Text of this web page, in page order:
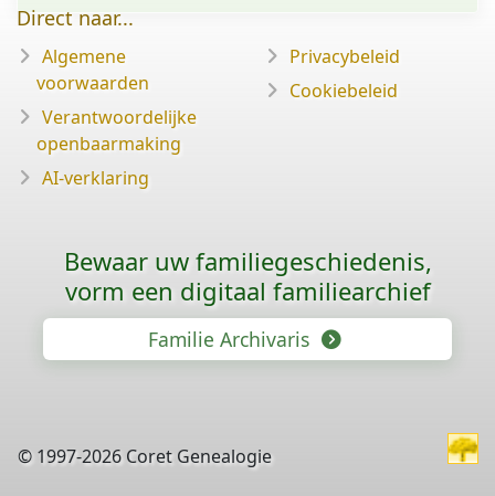
Direct naar...
Algemene
voorwaarden
Verantwoordelijke
openbaarmaking
AI-verklaring
Privacybeleid
Cookiebeleid
Bewaar uw familie­geschiedenis,
vorm een digitaal familiearchief
Familie Archivaris
© 1997-2026 Coret Genealogie